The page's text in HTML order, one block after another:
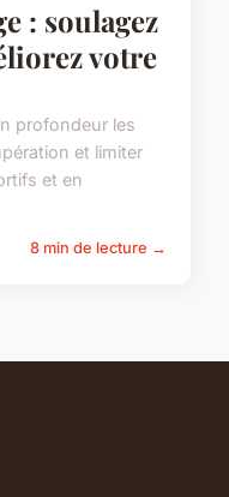
: soulagez
votre
profondeur les
et limiter
et en
8 min de lecture →